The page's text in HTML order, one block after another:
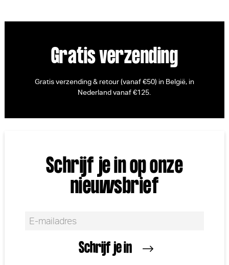
Gratis verzending
Gratis verzending & retour (vanaf €50) in België, in
Nederland vanaf €125.
Schrijf je in op onze
nieuwsbrief